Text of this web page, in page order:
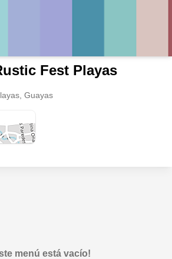
Fest Playas
Guayas
menú está vacío!